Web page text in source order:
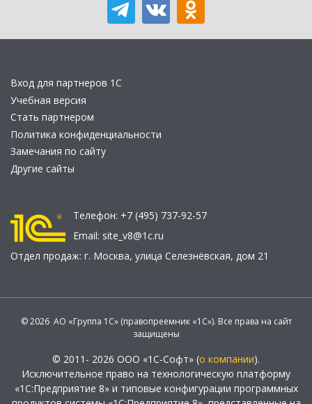
Вход для партнеров 1С
Учебная версия
Стать партнером
Политика конфиденциальности
Замечания по сайту
Другие сайты
Телефон: +7 (495) 737-92-57
Email: site_v8@1c.ru
Отдел продаж: г. Москва, улица Селезнёвская, дом 21
© 2026 АО «Группа 1С» (правопреемник «1С»). Все права на сайт
защищены
© 2011- 2026 ООО «1С-Софт» (о компании).
Исключительное право на технологическую платформу
«1С:Предприятие 8» и типовые конфигурации программных